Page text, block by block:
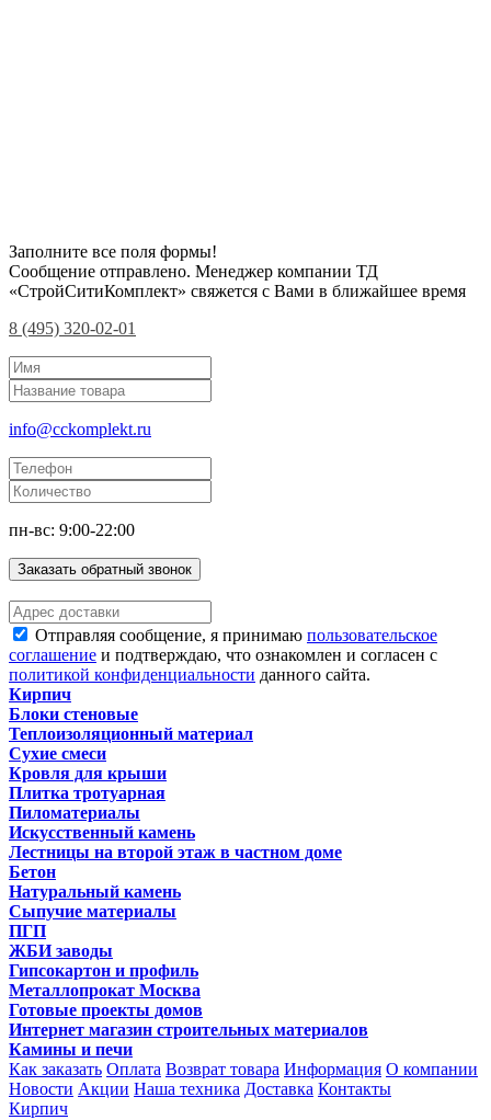
Заполните все поля формы!
Сообщение отправлено. Менеджер компании ТД
«СтройСитиКомплект» свяжется с Вами в ближайшее время
8 (495) 320-02-01
info@cckomplekt.ru
пн-вс: 9:00-22:00
Заказать обратный звонок
Отправляя сообщение, я принимаю пользовательское
соглашение и подтверждаю, что ознакомлен и согласен с
политикой конфиденциальности данного сайта.
Кирпич
Блоки стеновые
Теплоизоляционный материал
Сухие смеси
Кровля для крыши
Плитка тротуарная
Пиломатериалы
Искусственный камень
Лестницы на второй этаж в частном доме
Бетон
Натуральный камень
Сыпучие материалы
ПГП
ЖБИ заводы
Гипсокартон и профиль
Металлопрокат Москва
Готовые проекты домов
Интернет магазин строительных материалов
Камины и печи
Как заказать Оплата Возврат товара Информация О компании
Новости Акции Наша техника Доставка Контакты
Кирпич